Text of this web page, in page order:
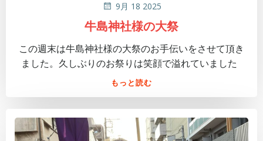
9月 18 2025
牛島神社様の大祭
この週末は牛島神社様の大祭のお手伝いをさせて頂き
ました。久しぶりのお祭りは笑顔で溢れていました
もっと読む